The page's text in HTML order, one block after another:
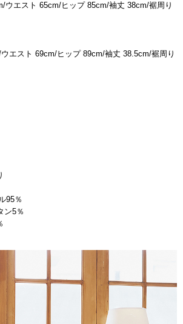
ウエスト 65cm/ヒップ 85cm/袖丈 38cm/裾周り
エスト 69cm/ヒップ 89cm/袖丈 38.5cm/裾周り
95％
5％